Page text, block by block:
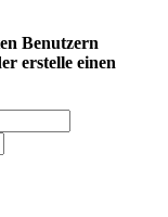
Benutzern
erstelle einen